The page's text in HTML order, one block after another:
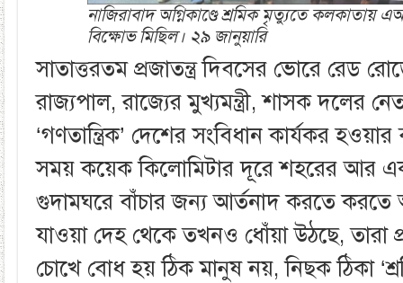
নাজিরাবাদ অগ্নিকাণ্ডে শ্রমিক মৃত্যুতে কলকাতায়
বিক্ষোভ মিছিল। ২৯ জানুয়ারি
সাতাত্তরতম প্রজাতন্ত্র দিবসের ভোরে রেড
রাজ্যপাল, রাজ্যের মুখ্যমন্ত্রী, শাসক দলের
‘গণতান্ত্রিক’ দেশের সংবিধান কার্যকর
সময় কয়েক কিলোমিটার দূরে শহরের আর এক
গুদামঘরে বাঁচার জন্য আর্তনাদ করতে
যাওয়া দেহ থেকে তখনও ধোঁয়া উঠছে, তারা
চোখে বোধ হয় ঠিক মানুষ নয়, নিছক ঠিকা